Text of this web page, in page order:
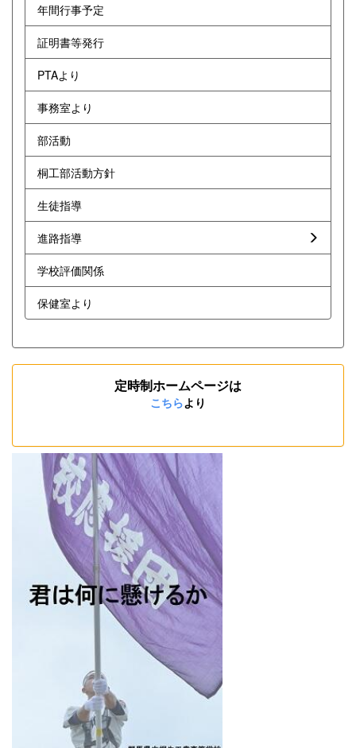
年間行事予定
証明書等発行
PTAより
事務室より
部活動
桐工部活動方針
生徒指導
進路指導
学校評価関係
保健室より
定時制ホームページは
こちらより